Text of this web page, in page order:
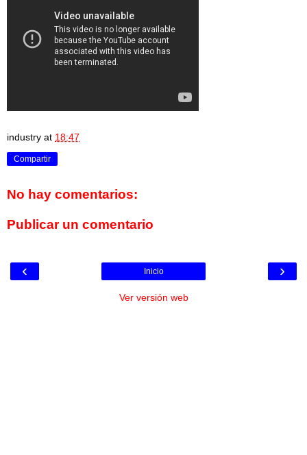
industry at 18:47
Compartir
No hay comentarios:
Publicar un comentario
‹ ›
Inicio
Ver versión web